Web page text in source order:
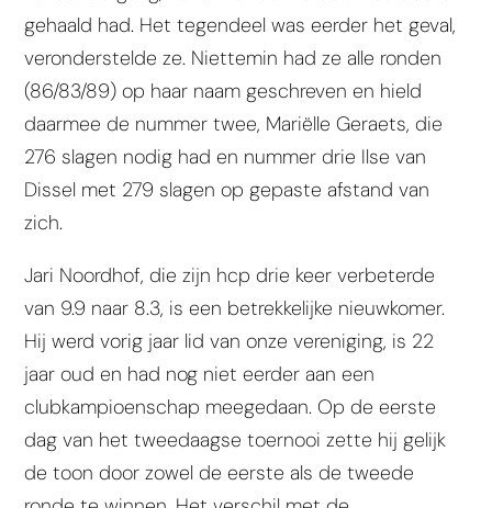
gehaald had. Het tegendeel was eerder het geval,
veronderstelde ze. Niettemin had ze alle ronden
(86/83/89) op haar naam geschreven en hield
daarmee de nummer twee, Mariëlle Geraets, die
276 slagen nodig had en nummer drie Ilse van
Dissel met 279 slagen op gepaste afstand van
zich.
Jari Noordhof, die zijn hcp drie keer verbeterde
van 9.9 naar 8.3, is een betrekkelijke nieuwkomer.
Hij werd vorig jaar lid van onze vereniging, is 22
jaar oud en had nog niet eerder aan een
clubkampioenschap meegedaan. Op de eerste
dag van het tweedaagse toernooi zette hij gelijk
de toon door zowel de eerste als de tweede